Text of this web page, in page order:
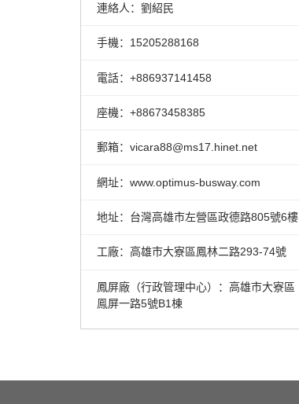
連絡人：劉紹民
手機：15205288168
電話：+886937141458
座機：+88673458385
郵箱：vicara88@ms17.hinet.net
網址：www.optimus-busway.com
地址：台灣高雄市左營區政德路805號6樓
工廠：高雄市大寮區鳳林二路293-74號
鳳屏廠（行政管理中心）：高雄市大寮區
鳯屏一路5號B1棟